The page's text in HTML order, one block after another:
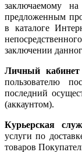
заключаемому
предложенным
в каталоге
заключении
Личный
пользователю
последний
(аккаунтом).
Курьерская
услуги по
товаров